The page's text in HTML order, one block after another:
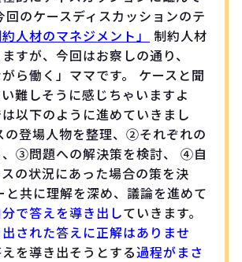
回のケースディスカッションのテ
約人材のマネジメント」
制約人材
すが、今回はお察しの通り、
がら働く」ママです。 ケースと聞
難しそうに感じちゃいますよ
以下のように進めていきまし
登場人物を整理、②それぞれの
、③問題への解決策を検討、 ④自
の状況にあった場合の策を決
と共に理解を深め、議論を進めて
分で答えを導き出していきます。
された答えに正解はありませ
を導き出そうとする過程がまさ